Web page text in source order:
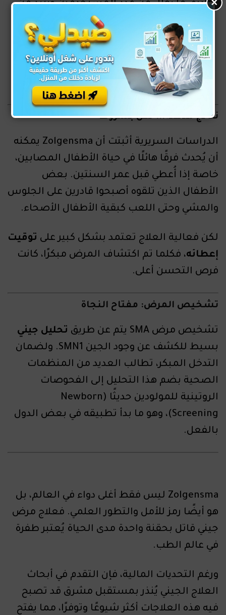
نادرة، ما يقلل من عدد المستخدمين ويزيد من
تكلفة الإنتاج.
فعالية طويلة الأمد: يُعطى لمرة واحدة فقط،
ويعالج السبب الجذري للمرض.
نتائج مذهلة... لكن بشروط
الدراسات السريرية أثبتت أن Zolgensma يمكنه
أن يُحدث فرقًا هائلًا في حياة الأطفال المصابين،
خاصة إذا أُعطي قبل عمر السنتين. بعض
الأطفال الذين تلقوه أصبحوا قادرين على الجلوس
والمشي وحتى اللعب كبقية الأطفال الأصحاء.
لكن فعالية العلاج تعتمد بشكل كبير على توقيت
إعطائه، فكلما تم اكتشاف المرض مبكرًا، كانت
فرص التحسن أعلى.
تشخيص المرض: مفتاح النجاة
تشخيص مرض SMA يتم عن طريق
تحليل جيني
بسيط للكشف عن وجود الجين SMN1. ولضمان
التدخل المبكر، تطالب العديد من المنظمات
الصحية بضم هذا التحليل إلى الفحوصات
الروتينية للمولودين حديثًا (Newborn
Screening)، وهو ما بدأ تطبيقه في بعض الدول
بالفعل.
Zolgensma ليس فقط أغلى دواء في العالم، بل
هو أيضًا رمز للأمل والتطور العلمي. فعلاج مرض
جيني قاتل بحقنة واحدة مدى الحياة يُعتبر طفرة
في عالم الطب.
ورغم التحديات المالية، فإن التقدم في أبحاث
العلاج الجيني يُنذر بمستقبل مشرق قد تصبح
فيه هذه العلاجات أكثر شيوعًا وتوفرًا، مما يفتح
×